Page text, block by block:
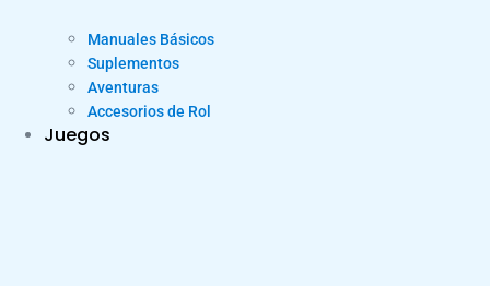
Manuales Básicos
Suplementos
Aventuras
Accesorios de Rol
Juegos